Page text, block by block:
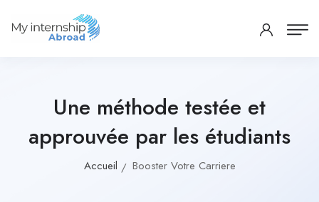
Une méthode testée et
approuvée par les étudiants
Accueil Booster Votre Carriere